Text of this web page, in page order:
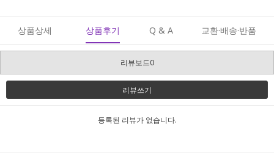
상품상세 상품후기 Q & A 교환·배송·반품
리뷰보드0
리뷰쓰기
등록된 리뷰가 없습니다.